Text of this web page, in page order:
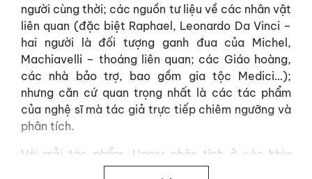
người cùng thời; các nguồn tư liệu về các nhân vật
liên quan (đặc biệt Raphael, Leonardo Da Vinci –
hai người là đối tượng ganh đua của Michel,
Machiavelli – thoáng liên quan; các Giáo hoàng,
các nhà bảo trợ, bao gồm gia tộc Medici…);
nhưng căn cứ quan trọng nhất là các tác phẩm
của nghệ sĩ mà tác giả trực tiếp chiêm ngưỡng và
phân tích.
Với mỗi tác phẩm, Unger phân tích ở các khía